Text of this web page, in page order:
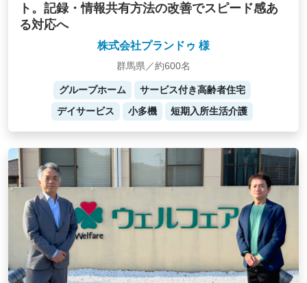
ト。記録・情報共有方法の改善でスピード感あ
る対応へ
株式会社プランドゥ 様
群馬県／約600名
グループホーム
サービス付き高齢者住宅
デイサービス
小多機 短期入所生活介護